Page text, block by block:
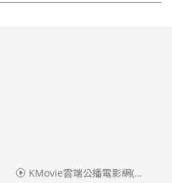
KMovie雲端公播電影網(迪士尼、福斯、索尼)